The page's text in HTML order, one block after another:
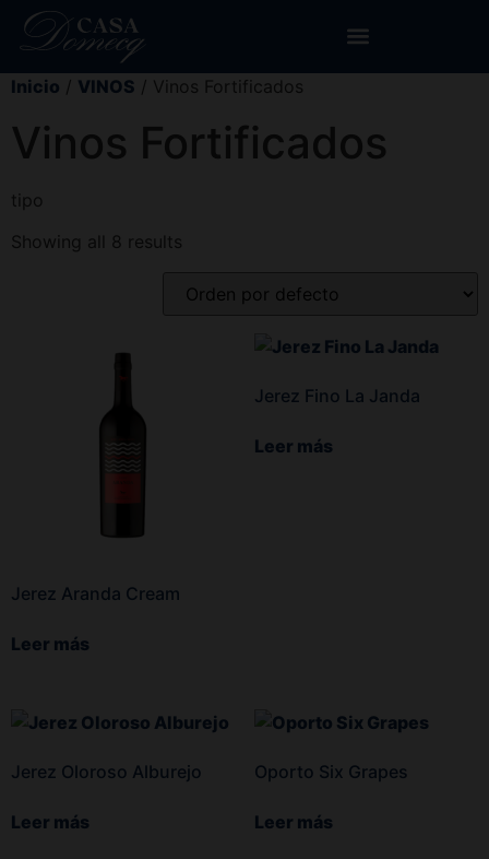
Inicio / VINOS / Vinos Fortificados
Vinos Fortificados
tipo
Showing all 8 results
Jerez Aranda Cream
Leer más
Jerez Fino La Janda
Leer más
Jerez Oloroso Alburejo
Leer más
Oporto Six Grapes
Leer más